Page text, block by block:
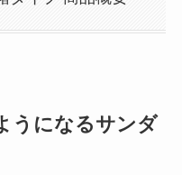
うになるサンダ